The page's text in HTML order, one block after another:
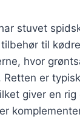
stuvet
til
hvor
Retten er
giver en